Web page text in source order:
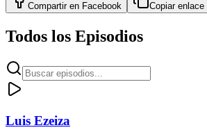
Compartir en Facebook Copiar enlace
Todos los Episodios
Luis Ezeiza